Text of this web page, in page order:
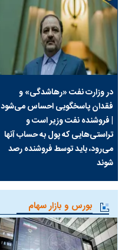
در وزارت نفت «رهاشدگی» و
فقدان پاسخگویی احساس می‌شود
| فروشنده نفت وزیر است و
تراستی‌هایی که پول به حساب آنها
می‌رود، باید توسط فروشنده رصد
شوند
بورس و بازار سهام